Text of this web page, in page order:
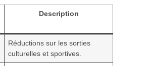
Description
Réductions sur les sorties
culturelles et sportives.